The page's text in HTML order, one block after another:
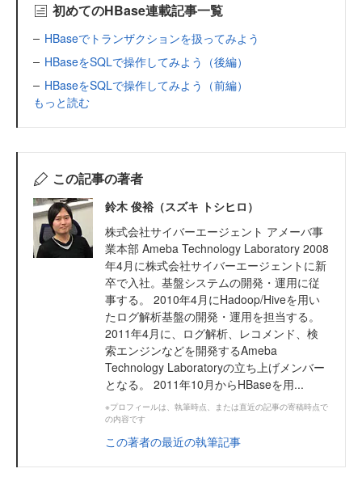
初めてのHBase連載記事一覧
HBaseでトランザクションを扱ってみよう
HBaseをSQLで操作してみよう（後編）
HBaseをSQLで操作してみよう（前編）
もっと読む
この記事の著者
鈴木 俊裕（スズキ トシヒロ）
株式会社サイバーエージェント アメーバ事
業本部 Ameba Technology Laboratory 2008
年4月に株式会社サイバーエージェントに新
卒で入社。基盤システムの開発・運用に従
事する。 2010年4月にHadoop/Hiveを用い
たログ解析基盤の開発・運用を担当する。
2011年4月に、ログ解析、レコメンド、検
索エンジンなどを開発するAmeba
Technology Laboratoryの立ち上げメンバー
となる。 2011年10月からHBaseを用...
※プロフィールは、執筆時点、または直近の記事の寄稿時点で
の内容です
この著者の最近の執筆記事